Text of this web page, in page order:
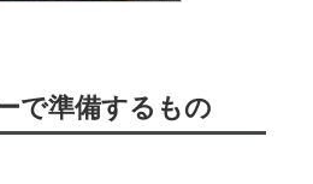
で準備するもの